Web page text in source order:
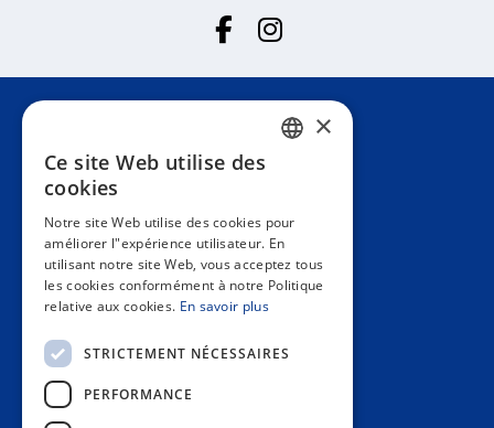
Information
Espace privé
Contact us
SPANISH
ENGLISH
ITALIAN
×
Ce site Web utilise des
cookies
Notre site Web utilise des cookies pour
améliorer l"expérience utilisateur. En
utilisant notre site Web, vous acceptez tous
les cookies conformément à notre Politique
relative aux cookies. En savoir plus
STRICTEMENT NÉCESSAIRES
PERFORMANCE